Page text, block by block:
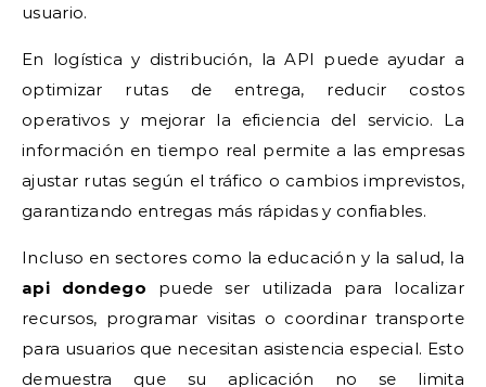
usuario.
En logística y distribución, la API puede ayudar a
optimizar rutas de entrega, reducir costos
operativos y mejorar la eficiencia del servicio. La
información en tiempo real permite a las empresas
ajustar rutas según el tráfico o cambios imprevistos,
garantizando entregas más rápidas y confiables.
Incluso en sectores como la educación y la salud, la
api dondego puede ser utilizada para localizar
recursos, programar visitas o coordinar transporte
para usuarios que necesitan asistencia especial. Esto
demuestra que su aplicación no se limita